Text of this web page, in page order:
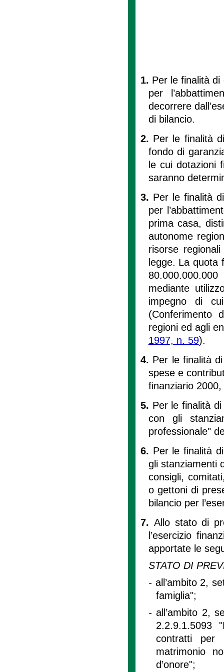
1. Per le finalità di
per
decorrere
di bilancio.
2. Per le finalità
fondo di
le cui dotazioni
saranno
3. Per le finalità
per
prima casa,
autonome
risorse
legge. La quota
mediante
impegno di
(Conferimento
regioni ed agli
1997, n. 59).
4. Per le finalità
spese e
finanziario
5. Per le finalità
con gli
professionale"
6. Per le finalità di
gli stanziamenti
consigli,
o gettoni di
bilancio per
7. Allo stato di
l’esercizio
apportate le
STATO DI
- all’ambito 2,
famiglia";
-all’ambito 2,
2.2.9.1.5093
contratti per
matrimonio
d’onore";